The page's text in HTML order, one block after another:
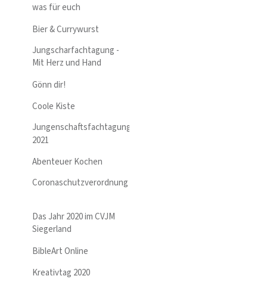
was für euch
Bier & Currywurst
Jungscharfachtagung -
Mit Herz und Hand
Gönn dir!
Coole Kiste
Jungenschaftsfachtagung
2021
Abenteuer Kochen
Coronaschutzverordnung
Das Jahr 2020 im CVJM
Siegerland
BibleArt Online
Kreativtag 2020